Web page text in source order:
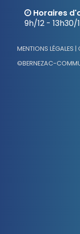
Horaires
9h/12 -
MENTIONS LÉGALES
©BERNEZAC-